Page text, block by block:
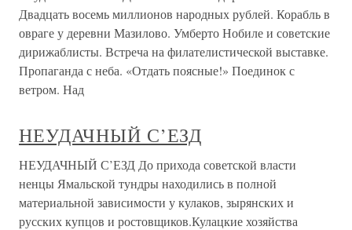
Двадцать восемь миллионов народных рублей. Корабль в
овраге у деревни Мазилово. Умберто Нобиле и советские
дирижаблисты. Встреча на филателистической выставке.
Пропаганда с неба. «Отдать поясные!» Поединок с
ветром. Над
НЕУДАЧНЫЙ С’ЕЗД
НЕУДАЧНЫЙ С’ЕЗД До прихода советской власти
ненцы Ямальской тундры находились в полной
материальной зависимости у кулаков, зырянских и
русских купцов и ростовщиков.Кулацкие хозяйства